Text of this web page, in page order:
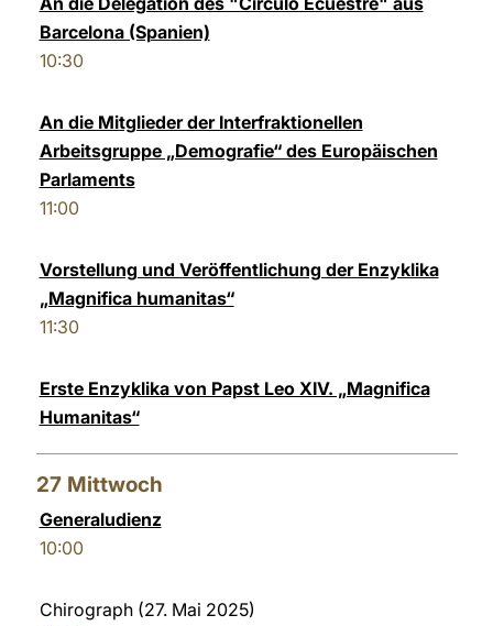
Barcelona (Spanien)
10:30
An die Mitglieder der Interfraktionellen
Arbeitsgruppe „Demografie“ des Europäischen
Parlaments
11:00
Vorstellung und Veröffentlichung der Enzyklika
„Magnifica humanitas“
11:30
Erste Enzyklika von Papst Leo XIV. „Magnifica
Humanitas“
27 Mittwoch
Generaludienz
10:00
Chirograph (27. Mai 2025)